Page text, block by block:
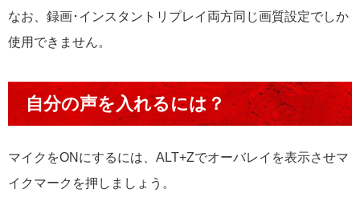
なお、録画･インスタントリプレイ両方同じ画質設定でしか
使用できません。
自分の声を入れるには？
マイクをONにするには、ALT+Zでオーバレイを表示させマ
イクマークを押しましょう。